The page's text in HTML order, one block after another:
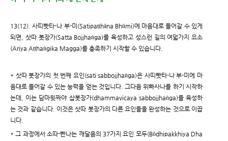
13(12). 사띠빳타-나 부-미(Satipaṭṭhāna Bhūmi)에 마음대로 들어갈 수 있게
되면, 삿따 봇장가(Satta Bojjhaṅga)를 육성하고 성스런 길의 여덟가지 요소
(Ariya Aṭṭhaṅgika Magga)를 충족하기 시작할 수 있습니다.
* 삿따 봇장가의 첫 번째 요인(sati sabbojjhaṅga)은 사띠빳타-나 부-미에 마
음대로 들어갈 수 있는 능력을 얻는 것입니다. 그다음 위빠사나를 하기 시작하
는데, 이는 담마윗짜야 삽봇장가(dhammavicaya sabbojjhaṅga)를 육성하
는 것과 같습니다. 이것은 삿따 봇장가의 다른 요인들을 완성하는 것으로 이끕
니다.
* 그 과정에서 소따-빤나는 깨달음의 37가지 요인 모두(Bōdhipakkhiya Dha